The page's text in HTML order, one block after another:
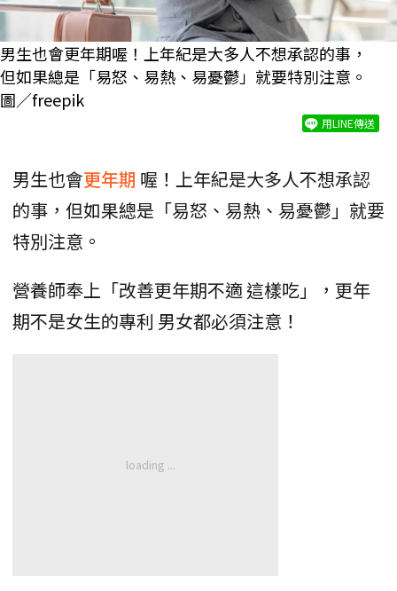
男生也會更年期喔！上年紀是大多人不想承認的事，
但如果總是「易怒、易熱、易憂鬱」就要特別注意。
圖／freepik
用LINE傳送
男生也會更年期 喔！上年紀是大多人不想承認
的事，但如果總是「易怒、易熱、易憂鬱」就要
特別注意。
營養師奉上「改善更年期不適 這樣吃」，更年
期不是女生的專利 男女都必須注意！